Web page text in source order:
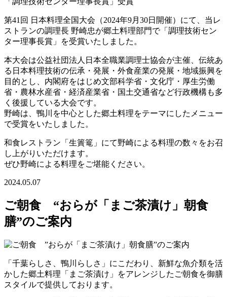
第41回 日本料理全国大会（2024年9月30日開催）にて、当レ
ストランの調理長 野崎忠が郷土料理部門で「調理技術セン
ター理事長賞」を受賞いたしました。
本大会は公益社団法人日本全職業調理士協会が主催、伝統あ
る日本料理技術の伝承・発展・外食産業の発展・地域振興を
目的とし、内閣府をはじめ文部科学省・文化庁・厚生労働
省・農林水産省・経済産業省・国土交通省など行政機構も多
く後援している大会です。
野崎は、鴨川を中心とした郷土料理をテーマにしたメニュー
で受賞をいたしました。
和食レストラン「生簀篭」にて野崎による料理の数々をお召
し上がりいただけます。
ぜひ野崎による料理をご堪能ください。
2024.05.07
ご朝食 “おらが「まご茶漬け」朝食
膳”のご案内
「千葉らしさ、鴨川らしさ」にこだわり、新鮮な魚介類を活
かした郷土料理「まご茶漬け」をアレンジしたご朝食を御膳
スタイルで提供しております。